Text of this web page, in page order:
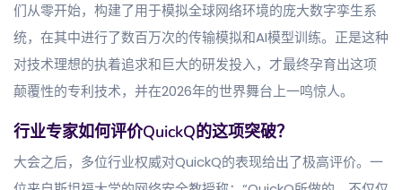
们从零开始，构建了用于模拟全球网络环境的庞大数字孪生系
统，在其中进行了数百万次的传输模拟和AI模型训练。正是这种
对技术理想的执着追求和巨大的研发投入，才最终孕育出这项
颠覆性的专利技术，并在2026年的世界舞台上一鸣惊人。
行业专家如何评价QuickQ的这项突破？
大会之后，多位行业权威对QuickQ的表现给出了极高评价。一